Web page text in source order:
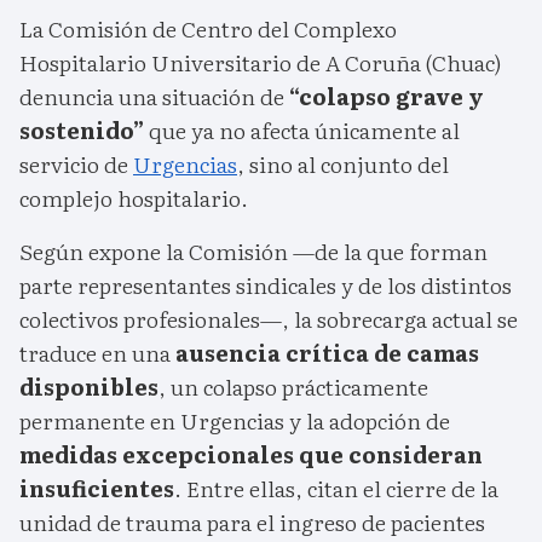
La Comisión de Centro del Complexo
Hospitalario Universitario de A Coruña (Chuac)
denuncia una situación de “colapso grave y
sostenido”que ya no afecta únicamente al
servicio de Urgencias, sino al conjunto del
complejo hospitalario.
Según expone la Comisión —de la que forman
parte representantes sindicales y de los distintos
colectivos profesionales—, la sobrecarga actual se
traduce en unaausencia crítica de camas
disponibles, un colapso prácticamente
permanente en Urgencias y la adopción de
medidas excepcionales que consideran
insuficientes. Entre ellas, citan el cierre de la
unidad de trauma para el ingreso de pacientes